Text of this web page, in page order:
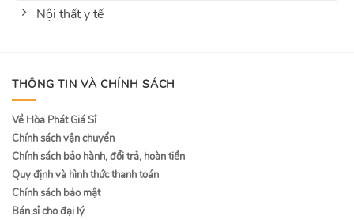
Nội thất y tế
THÔNG TIN VÀ CHÍNH SÁCH
Về Hòa Phát Giá Sỉ
Chính sách vận chuyển
Chính sách bảo hành, đổi trả, hoàn tiền
Quy định và hình thức thanh toán
Chính sách bảo mật
Bán sỉ cho đại lý